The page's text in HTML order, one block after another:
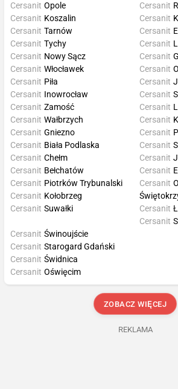
Cersanit Opole
Cersanit
Cersanit Koszalin
Cersanit Tarnów
Cersanit Tychy
Cersanit Nowy Sącz
Cersanit
Cersanit
Cersanit
Cersanit
Cersanit Włocławek
Cersanit Piła
Cersanit Inowrocław
Cersanit Zamość
Cersanit
Cersanit
Cersanit
Cersanit
Cersanit Wałbrzych
Cersanit Gniezno
Cersanit Biała Podlaska
Cersanit Chełm
Cersanit
Cersanit
Cersanit
Cersanit
Cersanit Bełchatów
Cersanit Piotrków Trybunalski
Cersanit Kołobrzeg
Cersanit Suwałki
Cersanit
Cersanit
Cersanit
Cersanit
Cersanit Świnoujście
Cersanit Starogard Gdański
Cersanit Świdnica
Cersanit Oświęcim
ZOBACZ WIĘCEJ
REKLAMA